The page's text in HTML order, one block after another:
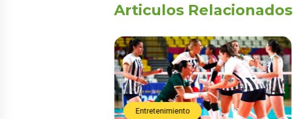
Articulos Relacionados
Entretenimiento